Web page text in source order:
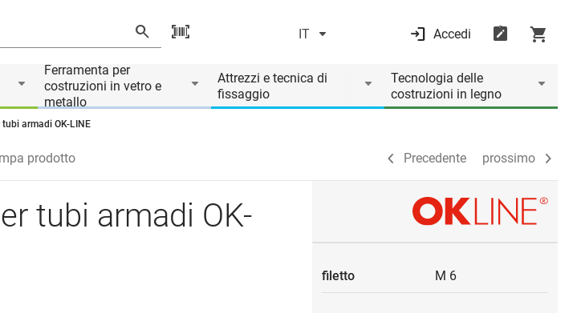
IT Accedi
Ferramenta per
costruzioni in vetro e
metallo
Attrezzi e tecnica di
fissaggio
Tecnologia delle
costruzioni in legno
armadi OK-LINE
Precedente prossimo
prodotto Precedente prossimo
tubi armadi OK-
filetto M 6